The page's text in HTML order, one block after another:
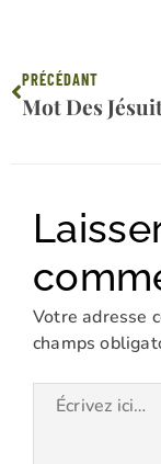
Précédent
PRÉCÉDANT
Votre adresse
champs
Écrivez